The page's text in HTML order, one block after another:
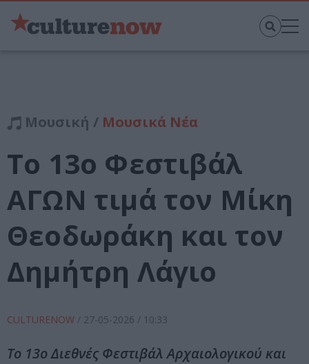
Μουσική / Μουσικά Νέα
Το 13ο Φεστιβάλ
ΑΓΩΝ τιμά τον Μίκη
Θεοδωράκη και τον
Δημήτρη Λάγιο
CULTURENOW / 27-05-2026 / 10:33
Το 13ο Διεθνές Φεστιβάλ Αρχαιολογικού και